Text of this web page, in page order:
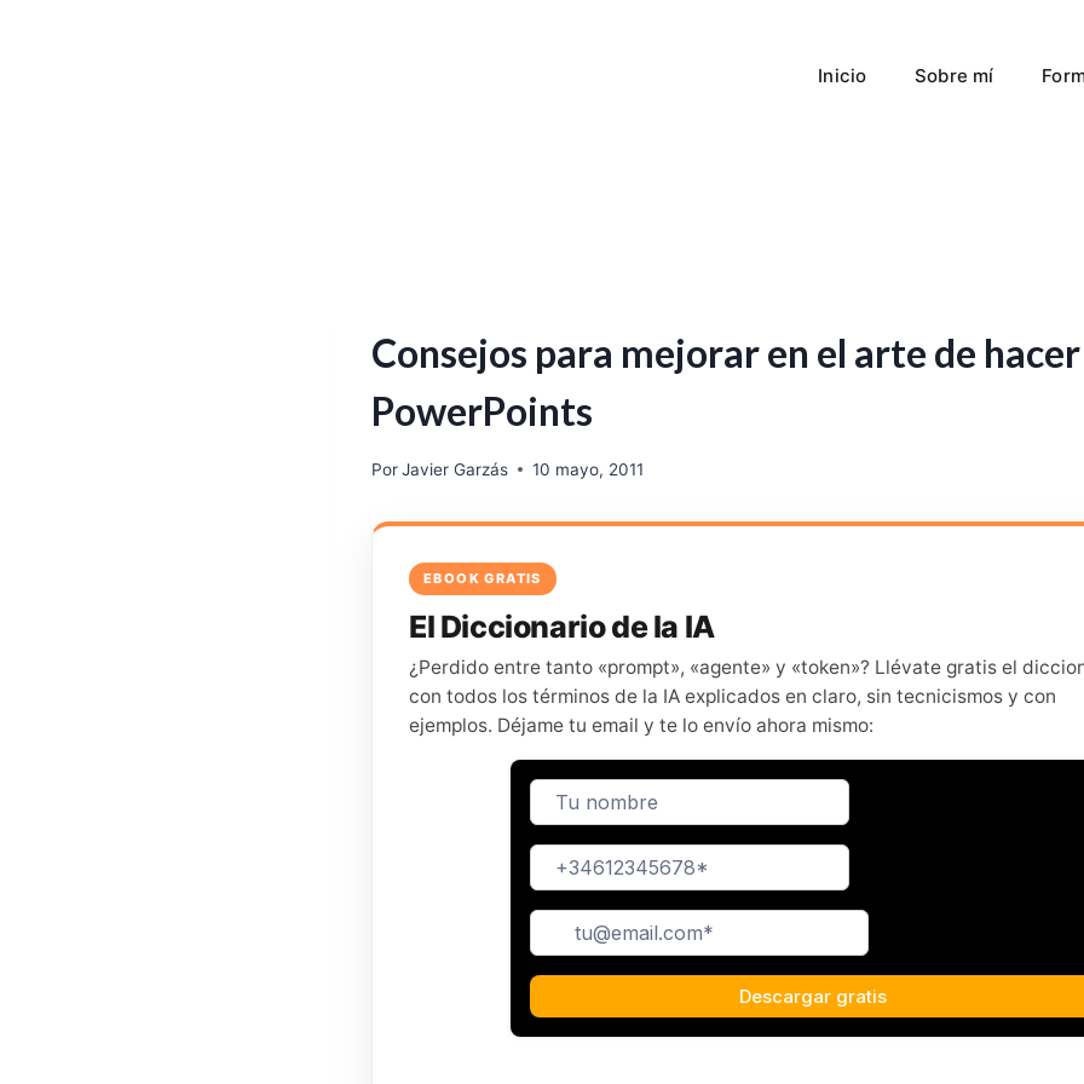
Inicio Sobre mí
Consejos para mejorar en el arte de hacer
PowerPoints
PorJavier Garzás 10 mayo, 2011
EBOOK GRATIS
El Diccionario de la IA
¿Perdido entre tanto «prompt», «agente» y «token»? Llévate gratis el
con todos los términos de la IA explicados en claro, sin tecnicismos y con
ejemplos. Déjame tu email y te lo envío ahora mismo: